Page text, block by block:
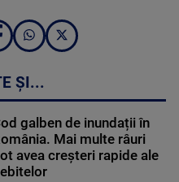
ȘI...
galben de inundații în
Mai multe râuri
avea creșteri rapide ale